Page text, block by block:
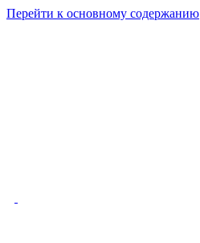
Перейти к основному содержанию